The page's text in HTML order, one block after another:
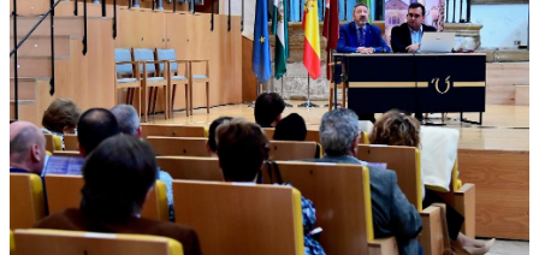
encuentro.